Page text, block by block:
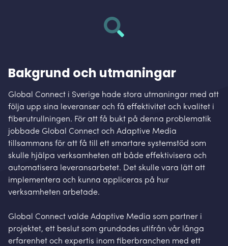
Bakgrund och utmaningar
Global Connect i Sverige hade stora utmaningar med att
följa upp sina leveranser och få effektivitet och kvalitet i
fiberutrullningen. För att få bukt på denna problematik
jobbade Global Connect och Adaptive Media
tillsammans för att få till ett smartare systemstöd som
skulle hjälpa verksamheten att både effektivisera och
automatisera leveransarbetet. Det skulle vara lätt att
implementera och kunna appliceras på hur
verksamheten arbetade.
Global Connect valde Adaptive Media som partner i
projektet, ett beslut som grundades utifrån vår långa
erfarenhet och expertis inom fiberbranchen med ett